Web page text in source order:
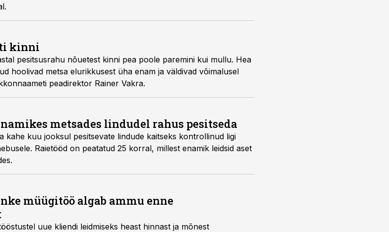
kinni
pesitsusrahu nõuetest kinni pea poole paremini kui mullu. Hea
hoolivad metsa elurikkusest üha enam ja väldivad võimalusel
peadirektor Rainer Vakra.
metsades lindudel rahus pesitseda
kahe kuu jooksul pesitsevate lindude kaitseks kontrollinud ligi
Raietööd on peatatud 25 korral, millest enamik leidsid aset
müügitöö algab ammu enne
uue kliendi leidmiseks heast hinnast ja mõnest